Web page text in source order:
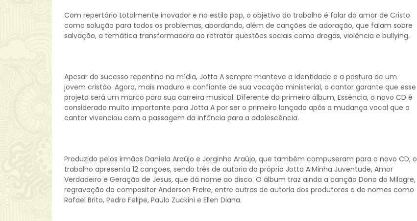
Com repertório totalmente inovador e no estilo pop, o objetivo do trabalho é falar do amor de Cristo
como solução para todos os problemas, abordando, além de canções de adoração, que falam sobre
salvação, a temática transformadora ao retratar questões sociais como drogas, violência e bullying.
Apesar do sucesso repentino na mídia, Jotta A sempre manteve a identidade e a postura de um
jovem cristão. Agora, mais maduro e confiante de sua vocação ministerial, o cantor garante que esse
projeto será um marco para sua carreira musical. Diferente do primeiro álbum, Essência, o novo CD é
considerado muito importante para Jotta A por ser o primeiro lançado após a mudança vocal que o
cantor vivenciou com a passagem da infância para a adolescência.
Produzido pelos irmãos Daniela Araújo e Jorginho Araújo, que também compuseram para o novo CD, o
trabalho apresenta 12 canções, sendo três de autoria do próprio Jotta A:Minha Juventude, Amor
Verdadeiro e Geração de Jesus, que dá nome ao disco. O álbum traz ainda a canção Dono do Milagre,
regravação do compositor Anderson Freire, entre outras de autoria dos produtores e de nomes como
Rafael Brito, Pedro Felipe, Paulo Zuckini e Ellen Diana.